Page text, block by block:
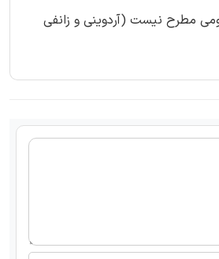
مطرح نیست (آردوینی و زانفی